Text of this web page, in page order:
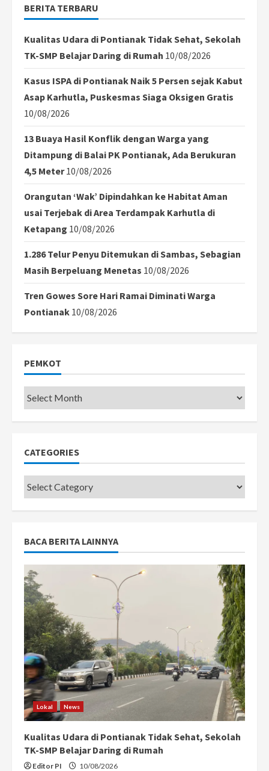
BERITA TERBARU
Kualitas Udara di Pontianak Tidak Sehat, Sekolah
TK-SMP Belajar Daring di Rumah 10/08/2026
Kasus ISPA di Pontianak Naik 5 Persen sejak Kabut
Asap Karhutla, Puskesmas Siaga Oksigen Gratis
10/08/2026
13 Buaya Hasil Konflik dengan Warga yang
Ditampung di Balai PK Pontianak, Ada Berukuran
4,5 Meter 10/08/2026
Orangutan ‘Wak’ Dipindahkan ke Habitat Aman
usai Terjebak di Area Terdampak Karhutla di
Ketapang 10/08/2026
1.286 Telur Penyu Ditemukan di Sambas, Sebagian
Masih Berpeluang Menetas 10/08/2026
Tren Gowes Sore Hari Ramai Diminati Warga
Pontianak 10/08/2026
PEMKOT
Pemkot
CATEGORIES
Categories
BACA BERITA LAINNYA
Lokal News
Kualitas Udara di Pontianak Tidak Sehat, Sekolah
TK-SMP Belajar Daring di Rumah
Editor PI 10/08/2026